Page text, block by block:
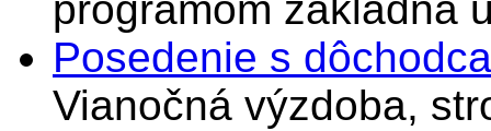
Posedenie s
Vianočná výzdoba,